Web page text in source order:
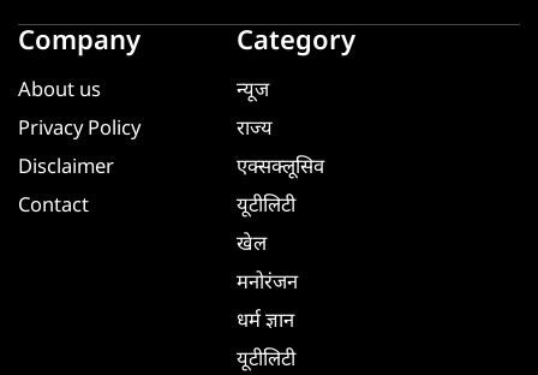
Company
About us
Privacy Policy
Disclaimer
Contact
Category
न्यूज
राज्य
एक्सक्लूसिव
यूटीलिटी
खेल
मनोरंजन
धर्म ज्ञान
यूटीलिटी